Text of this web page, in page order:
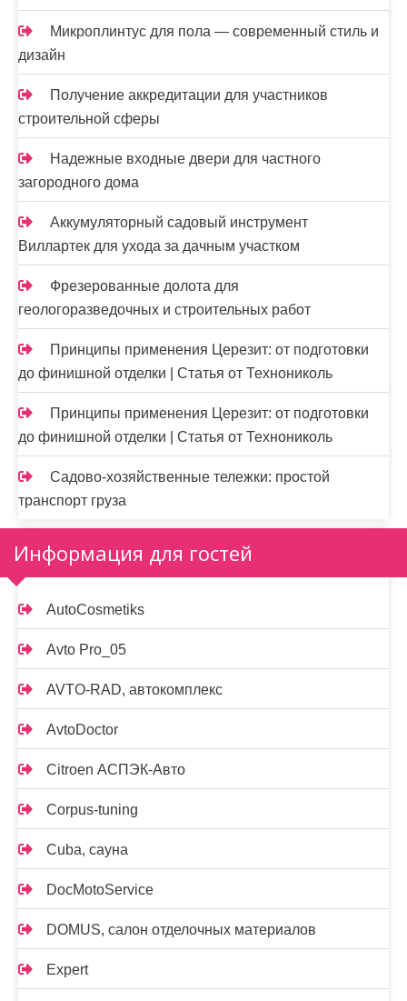
Микроплинтус для пола — современный стиль и
дизайн
Получение аккредитации для участников
строительной сферы
Надежные входные двери для частного
загородного дома
Аккумуляторный садовый инструмент
Виллартек для ухода за дачным участком
Фрезерованные долота для
геологоразведочных и строительных работ
Принципы применения Церезит: от подготовки
до финишной отделки | Статья от Технониколь
Принципы применения Церезит: от подготовки
до финишной отделки | Статья от Технониколь
Садово-хозяйственные тележки: простой
транспорт груза
Информация для гостей
AutoCosmetiks
Avto Pro_05
AVTO-RAD, автокомплекс
AvtoDoctor
Citroen АСПЭК-Авто
Corpus-tuning
Cuba, сауна
DocMotoService
DOMUS, салон отделочных материалов
Expert